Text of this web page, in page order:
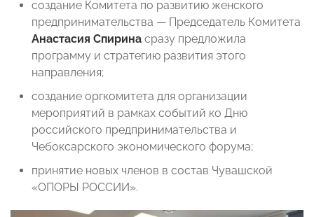
создание Комитета по развитию женского
предпринимательства — Председатель Комитета
Анастасия Спирина сразу предложила
программу и стратегию развития этого
направления;
создание оргкомитета для организации
мероприятий в рамках событий ко Дню
российского предпринимательства и
Чебоксарского экономического форума;
принятие новых членов в состав Чувашской
«ОПОРЫ РОССИИ».